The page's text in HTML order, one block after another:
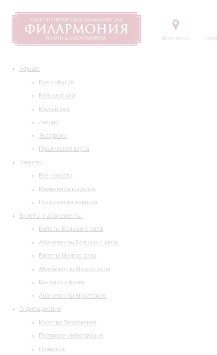
Контакты
Афиша
Все события
Большой зал
Малый зал
Лекции
Экскурсии
Пушкинская карта
Новости
Все новости
Изменения в афише
Подписка на новости
Билеты и абонементы
Билеты Большого зала
Абонементы Большого зала
Билеты Малого зала
Абонементы Малого зала
Как купить билет
Абонементы Музитория
О филармонии
Маэстро Темирканов
Правовая информация
Оркестры